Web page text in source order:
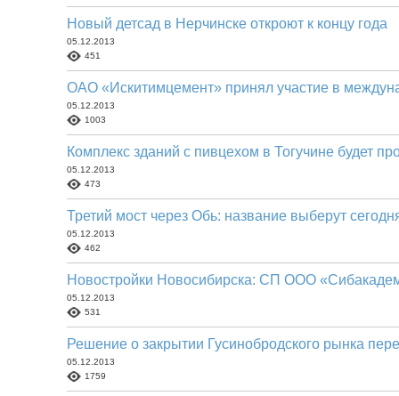
Новый детсад в Нерчинске откроют к концу года
05.12.2013
451
ОАО «Искитимцемент» принял участие в
05.12.2013
1003
Комплекс зданий с пивцехом в Тогучине будет
05.12.2013
473
Третий мост через Обь: название выберут
05.12.2013
462
Новостройки Новосибирска: СП ООО
05.12.2013
531
Решение о закрытии Гусинобродского рынка
05.12.2013
1759